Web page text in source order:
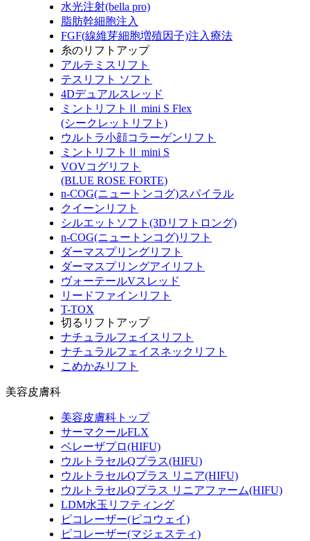
水光注射(bella pro)
脂肪幹細胞注入
FGF(線維芽細胞増殖因子)注入療法
糸のリフトアップ
アルテミスリフト
テスリフト ソフト
4Dデュアルスレッド
ミントリフトⅡ mini S Flex
(シークレットリフト)
ウルトラ小顔コラーゲンリフト
ミントリフトⅡ mini S
VOVコグリフト
(BLUE ROSE FORTE)
n-COG(ニュートンコグ)スパイラル
クイーンリフト
シルエットソフト(3Dリフトロング)
n-COG(ニュートンコグ)リフト
ダーマスプリングリフト
ダーマスプリングアイリフト
ヴォーテールVスレッド
リードファインリフト
T-TOX
切るリフトアップ
ナチュラルフェイスリフト
ナチュラルフェイスネックリフト
こめかみリフト
美容皮膚科
美容皮膚科トップ
サーマクールFLX
ベレーザプロ(HIFU)
ウルトラセルQプラス(HIFU)
ウルトラセルQプラス リニア(HIFU)
ウルトラセルQプラス リニアファーム(HIFU)
LDM水玉リフティング
ピコレーザー(ピコウェイ)
ピコレーザー(マジェスティ)